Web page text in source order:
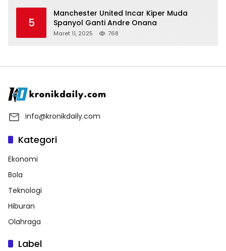
5
Manchester United Incar Kiper Muda
Spanyol Ganti Andre Onana
Maret 11, 2025 768
info@kronikdaily.com
Kategori
Ekonomi
Bola
Teknologi
Hiburan
Olahraga
Label